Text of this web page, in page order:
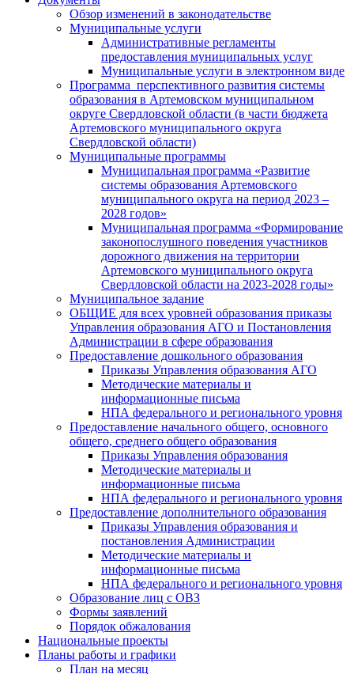
Обзор изменений в законодательстве
Муниципальные услуги
Административные регламенты
предоставления муниципальных услуг
Муниципальные услуги в электронном виде
Программа перспективного развития системы
образования в Артемовском муниципальном
округе Свердловской области (в части бюджета
Артемовского муниципального округа
Свердловской области)
Муниципальные программы
Муниципальная программа «Развитие
системы образования Артемовского
муниципального округа на период 2023 –
2028 годов»
Муниципальная программа «Формирование
законопослушного поведения участников
дорожного движения на территории
Артемовского муниципального округа
Свердловской области на 2023-2028 годы»
Муниципальное задание
ОБЩИЕ для всех уровней образования приказы
Управления образования АГО и Постановления
Администрации в сфере образования
Предоставление дошкольного образования
Приказы Управления образования АГО
Методические материалы и
информационные письма
НПА федерального и регионального уровня
Предоставление начального общего, основного
общего, среднего общего образования
Приказы Управления образования
Методические материалы и
информационные письма
НПА федерального и регионального уровня
Предоставление дополнительного образования
Приказы Управления образования и
постановления Администрации
Методические материалы и
информационные письма
НПА федерального и регионального уровня
Образование лиц с ОВЗ
Формы заявлений
Порядок обжалования
Национальные проекты
Планы работы и графики
План на месяц